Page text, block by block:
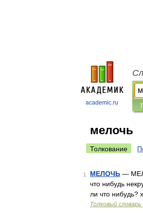
academic.ru
мелочь
Толкование
1 МЕЛОЧЬ —
что нибудь
ли что нибудь?
Толковый